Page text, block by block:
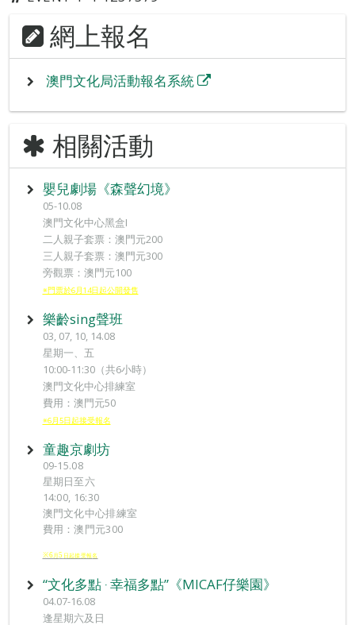
網上報名
澳門文化局活動報名系統
相關活動
嬰兒劇場《森聲幻境》
05-10.08
澳門文化中心黑盒I
二人親子套票：澳門元200
三人親子套票：澳門元300
旁觀票：澳門元100
※門票於6月14日起公開發售
樂齡sing聲班
03, 07, 10, 14.08
星期一、五
10:00-11:30（共6小時）
澳門文化中心排練室
費用：澳門元50
※6月5日起接受報名
童趣京劇坊
09-15.08
星期日至六
14:00, 16:30
澳門文化中心排練室
費用：澳門元300
※6 月5 日起接受報名
“文化多點 ‧ 幸福多點”《MICAF仔樂園》
04.07-16.08
逢星期六及日